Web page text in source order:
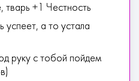
тварь +1 Честность
успеет, а то устала
руку с тобой пойдем